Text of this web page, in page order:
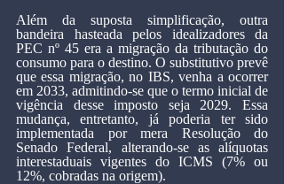
Além da suposta simplificação, outra
bandeira hasteada pelos idealizadores da
PEC nº 45 era a migração da tributação do
consumo para o destino. O substitutivo prevê
que essa migração, no IBS, venha a ocorrer
em 2033, admitindo-se que o termo inicial de
vigência desse imposto seja 2029. Essa
mudança, entretanto, já poderia ter sido
implementada por mera Resolução do
Senado Federal, alterando-se as alíquotas
interestaduais vigentes do ICMS (7% ou
12%, cobradas na origem).